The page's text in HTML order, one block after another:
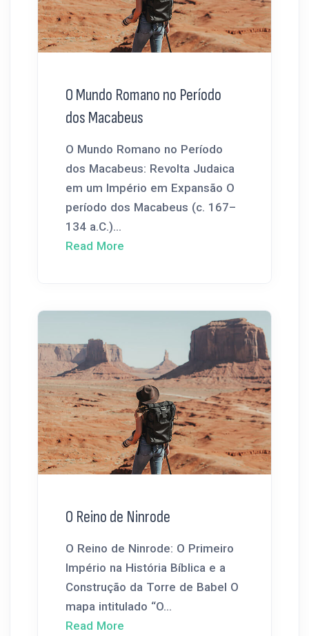
O Mundo Romano no Período
dos Macabeus
O Mundo Romano no Período
dos Macabeus: Revolta Judaica
em um Império em Expansão O
período dos Macabeus (c. 167–
134 a.C.)...
Read More
O Reino de Ninrode
O Reino de Ninrode: O Primeiro
Império na História Bíblica e a
Construção da Torre de Babel O
mapa intitulado “O...
Read More